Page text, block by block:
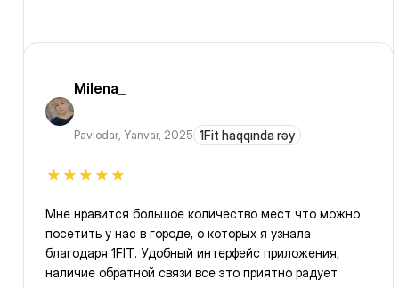
Milena_
Pavlodar, Yanvar, 2025 1Fit haqqında rəy
Мне нравится большое количество мест что можно
посетить у нас в городе, о которых я узнала
благодаря 1FIT. Удобный интерфейс приложения,
наличие обратной связи все это приятно радует.